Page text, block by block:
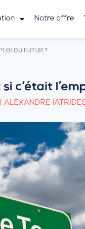
Notre offre
DU FUTUR ?
c’était
ALEXANDRE